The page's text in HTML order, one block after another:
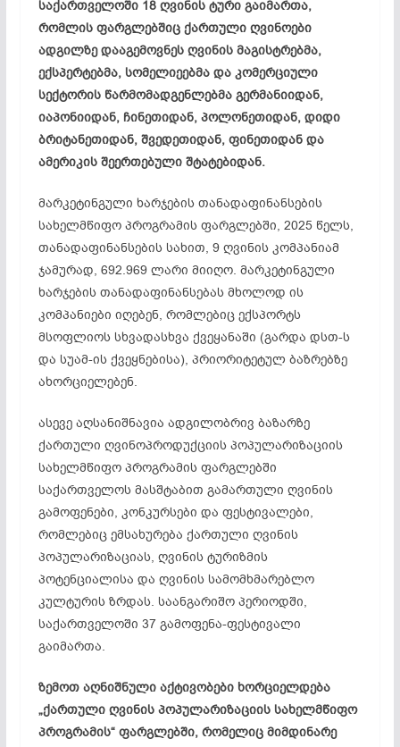
საქართველოში 18 ღვინის ტური გაიმართა,
რომლის ფარგლებშიც ქართული ღვინოები
ადგილზე დააგემოვნეს ღვინის მაგისტრებმა,
ექსპერტებმა, სომელიეებმა და კომერციული
სექტორის წარმომადგენლებმა გერმანიიდან,
იაპონიიდან, ჩინეთიდან, პოლონეთიდან, დიდი
ბრიტანეთიდან, შვედეთიდან, ფინეთიდან და
ამერიკის შეერთებული შტატებიდან.
მარკეტინგული ხარჯების თანადაფინანსების
სახელმწიფო პროგრამის ფარგლებში, 2025 წელს,
თანადაფინანსების სახით, 9 ღვინის კომპანიამ
ჯამურად, 692.969 ლარი მიიღო. მარკეტინგული
ხარჯების თანადაფინანსებას მხოლოდ ის
კომპანიები იღებენ, რომლებიც ექსპორტს
მსოფლიოს სხვადასხვა ქვეყანაში (გარდა დსთ-ს
და სუამ-ის ქვეყნებისა), პრიორიტეტულ ბაზრებზე
ახორციელებენ.
ასევე აღსანიშნავია ადგილობრივ ბაზარზე
ქართული ღვინოპროდუქციის პოპულარიზაციის
სახელმწიფო პროგრამის ფარგლებში
საქართველოს მასშტაბით გამართული ღვინის
გამოფენები, კონკურსები და ფესტივალები,
რომლებიც ემსახურება ქართული ღვინის
პოპულარიზაციას, ღვინის ტურიზმის
პოტენციალისა და ღვინის სამომხმარებლო
კულტურის ზრდას. საანგარიშო პერიოდში,
საქართველოში 37 გამოფენა-ფესტივალი
გაიმართა.
ზემოთ აღნიშნული აქტივობები ხორციელდება
„ქართული ღვინის პოპულარიზაციის სახელმწიფო
პროგრამის“ ფარგლებში, რომელიც მიმდინარე